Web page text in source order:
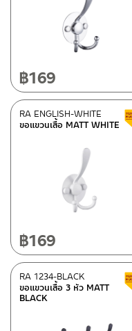
Clearance sale
In stock
฿169
ขอแขวนเสื้อ MATT WHITE
RA ENGLISH-WHITE
฿169
ขอแขวนเสื้อ 3 หัว MATT
BLACK
RA 1234-BLACK